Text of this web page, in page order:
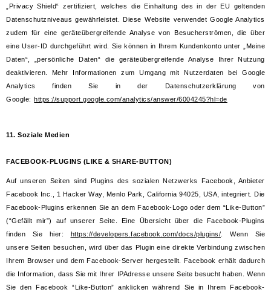
„Privacy Shield“ zertifiziert, welches die Einhaltung des in der EU geltenden
Datenschutzniveaus gewährleistet. Diese Website verwendet Google Analytics
zudem für eine geräteübergreifende Analyse von Besucherströmen, die über
eine User-ID durchgeführt wird. Sie können in Ihrem Kundenkonto unter „Meine
Daten“, „persönliche Daten“ die geräteübergreifende Analyse Ihrer Nutzung
deaktivieren. Mehr Informationen zum Umgang mit Nutzerdaten bei Google
Analytics finden Sie in der Datenschutzerklärung von
Google: https://support.google.com/analytics/answer/6004245?hl=de
11. Soziale Medien
FACEBOOK-PLUGINS (LIKE & SHARE-BUTTON)
Auf unseren Seiten sind Plugins des sozialen Netzwerks Facebook, Anbieter
Facebook Inc., 1 Hacker Way, Menlo Park, California 94025, USA, integriert. Die
Facebook-Plugins erkennen Sie an dem Facebook-Logo oder dem “Like-Button”
(“Gefällt mir”) auf unserer Seite. Eine Übersicht über die Facebook-Plugins
finden Sie hier:
https://developers.facebook.com/docs/plugins/ . Wenn Sie
unsere Seiten besuchen, wird über das Plugin eine direkte Verbindung zwischen
Ihrem Browser und dem Facebook-Server hergestellt. Facebook erhält dadurch
die Information, dass Sie mit Ihrer IPAdresse unsere Seite besucht haben. Wenn
Sie den Facebook “Like-Button” anklicken während Sie in Ihrem Facebook-